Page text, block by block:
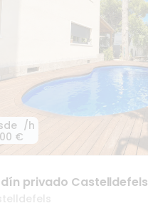
€
/h
privado Castelldefels